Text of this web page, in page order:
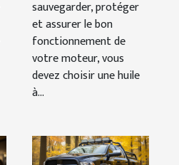
sauvegarder, protéger
et assurer le bon
fonctionnement de
votre moteur, vous
devez choisir une huile
à...